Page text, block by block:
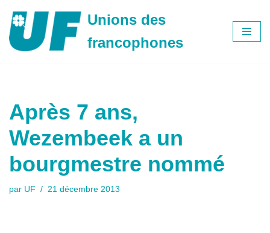
Aller
au
Unions des
francophones
Après 7 ans,
Wezembeek a un
bourgmestre nommé
par UF 21 décembre 2013